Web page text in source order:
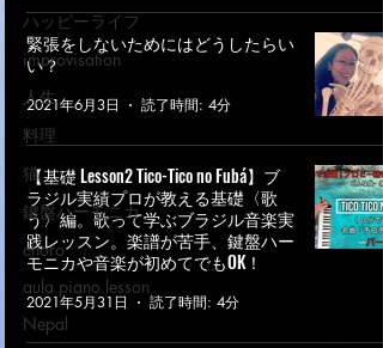
ハッピーライフ
improvisation
人生
料理
猫
鍵盤ハーモニカ
choro
aula piano lesson
Nepal
緊張をしないためにはどうしたらい
い？
2021年6月3日 読了時間: 4分
【基礎 Lesson2 Tico-Tico no Fubá】ブ
ラジル実績プロが教える基礎〈歌
う〉編。歌って学ぶブラジル音楽実
践レッスン。楽譜が苦手、鍵盤ハー
モニカや音楽が初めてでもOK！
2021年5月31日 読了時間: 4分